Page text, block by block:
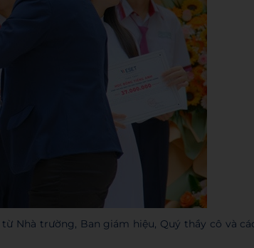
Nhà trường, Ban giám hiệu, Quý thầy cô và